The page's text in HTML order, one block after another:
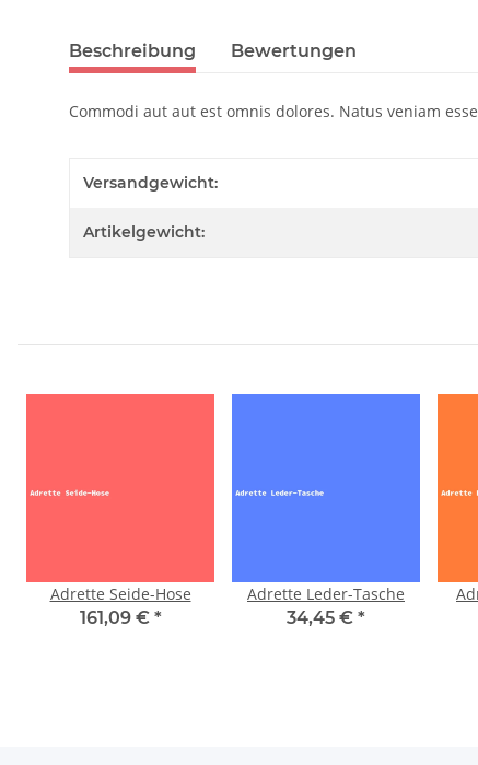
Beschreibung Bewertungen
Commodi aut aut est omnis dolores. Natus veniam
Versandgewicht:
Artikelgewicht:
Adrette Seide-Hose
161,09 € *
Adrette Leder-Tasche
34,45 € *